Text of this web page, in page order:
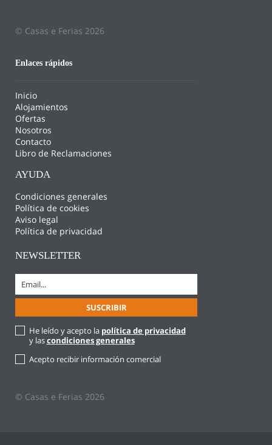
© Casas e Ferias 2026
Enlaces rápidos
Inicio
Alojamientos
Ofertas
Nosotros
Contacto
Libro de Reclamaciones
AYUDA
Condiciones generales
Política de cookies
Aviso legal
Política de privacidad
NEWSLETTER
He leído y acepto la política de privacidad
y lascondiciones generales
Acepto recibir información comercial
© Casas e Ferias 2026